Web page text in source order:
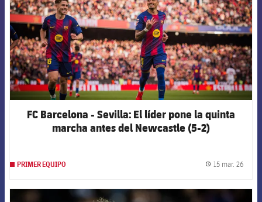
FC Barcelona - Sevilla: El líder pone la quinta
marcha antes del Newcastle (5-2)
PRIMER EQUIPO 15 mar. 26
FCB Barcelona badge